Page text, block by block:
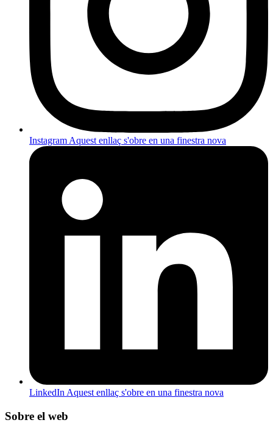
InstagramAquest enllaç s'obre en una finestra nova
LinkedInAquest enllaç s'obre en una finestra nova
Sobre el web